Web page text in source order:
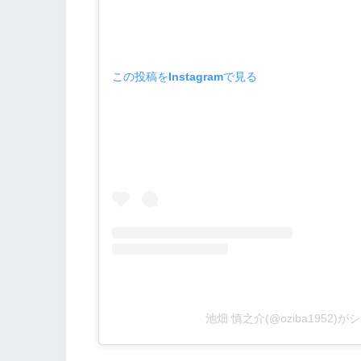
この投稿をInstagramで見る
池畑 慎之介(@oziba1952)が